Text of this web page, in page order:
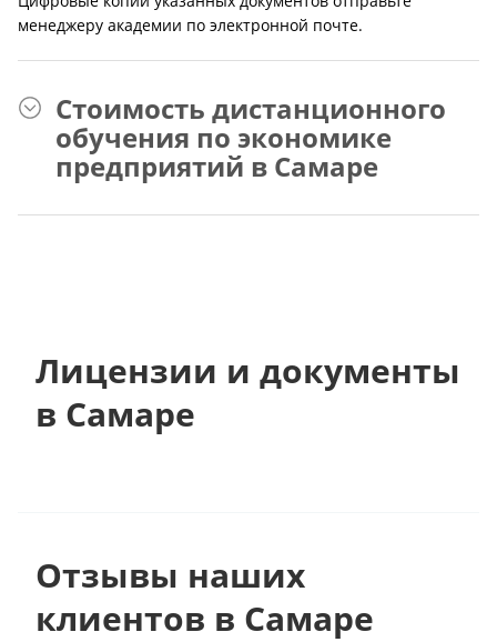
менеджеру академии по электронной почте.
Стоимость дистанционного
обучения по экономике
предприятий в Самаре
Лицензии и документы
в Самаре
Отзывы наших
клиентов в Самаре